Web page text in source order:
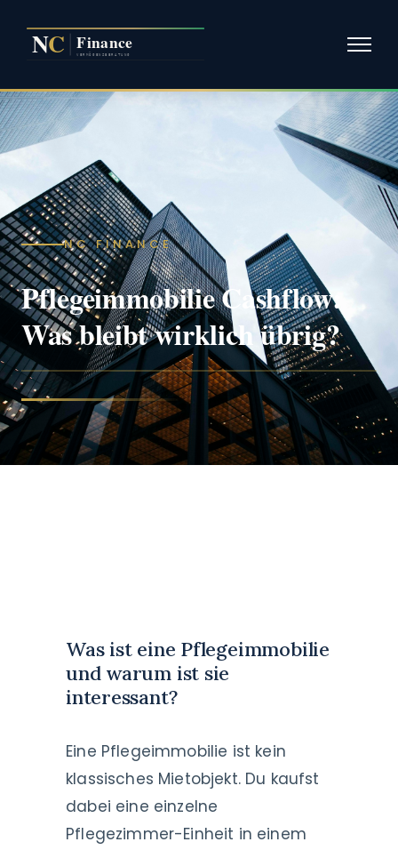
NC FINANCE
Pflegeimmobilie Cashflow:
Was bleibt wirklich übrig?
Was ist eine Pflegeimmobilie
und warum ist sie
interessant?
Eine Pflegeimmobilie ist kein
klassisches Mietobjekt. Du kaufst
dabei eine einzelne
Pflegezimmer-Einheit in einem